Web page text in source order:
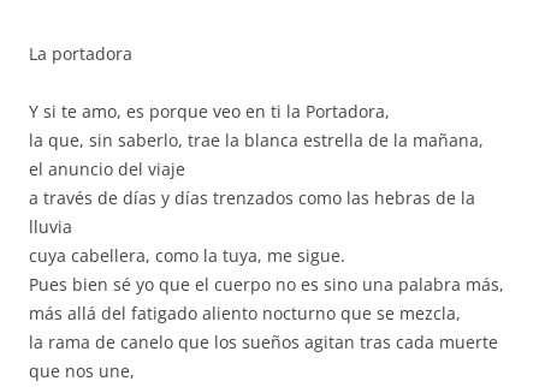
La portadora
Y si te amo, es porque veo en ti la Portadora,
la que, sin saberlo, trae la blanca estrella de la mañana,
el anuncio del viaje
a través de días y días trenzados como las hebras de la
lluvia
cuya cabellera, como la tuya, me sigue.
Pues bien sé yo que el cuerpo no es sino una palabra más,
más allá del fatigado aliento nocturno que se mezcla,
la rama de canelo que los sueños agitan tras cada muerte
que nos une,